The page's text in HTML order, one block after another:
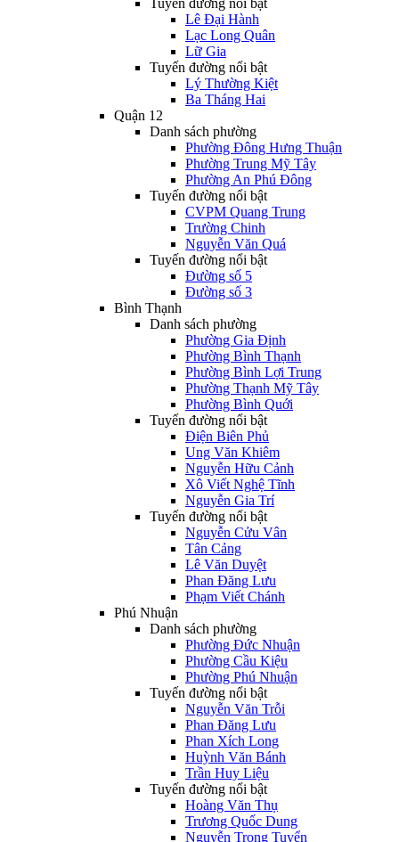
Tuyến đường nổi bật
Lê Đại Hành
Lạc Long Quân
Lữ Gia
Tuyến đường nổi bật
Lý Thường Kiệt
Ba Tháng Hai
Quận 12
Danh sách phường
Phường Đông Hưng Thuận
Phường Trung Mỹ Tây
Phường An Phú Đông
Tuyến đường nổi bật
CVPM Quang Trung
Trường Chinh
Nguyễn Văn Quá
Tuyến đường nổi bật
Đường số 5
Đường số 3
Bình Thạnh
Danh sách phường
Phường Gia Định
Phường Bình Thạnh
Phường Bình Lợi Trung
Phường Thạnh Mỹ Tây
Phường Bình Quới
Tuyến đường nổi bật
Điện Biên Phủ
Ung Văn Khiêm
Nguyễn Hữu Cảnh
Xô Viết Nghệ Tĩnh
Nguyễn Gia Trí
Tuyến đường nổi bật
Nguyễn Cửu Vân
Tân Cảng
Lê Văn Duyệt
Phan Đăng Lưu
Phạm Viết Chánh
Phú Nhuận
Danh sách phường
Phường Đức Nhuận
Phường Cầu Kiệu
Phường Phú Nhuận
Tuyến đường nổi bật
Nguyễn Văn Trỗi
Phan Đăng Lưu
Phan Xích Long
Huỳnh Văn Bánh
Trần Huy Liệu
Tuyến đường nổi bật
Hoàng Văn Thụ
Trương Quốc Dung
Nguyễn Trọng Tuyển